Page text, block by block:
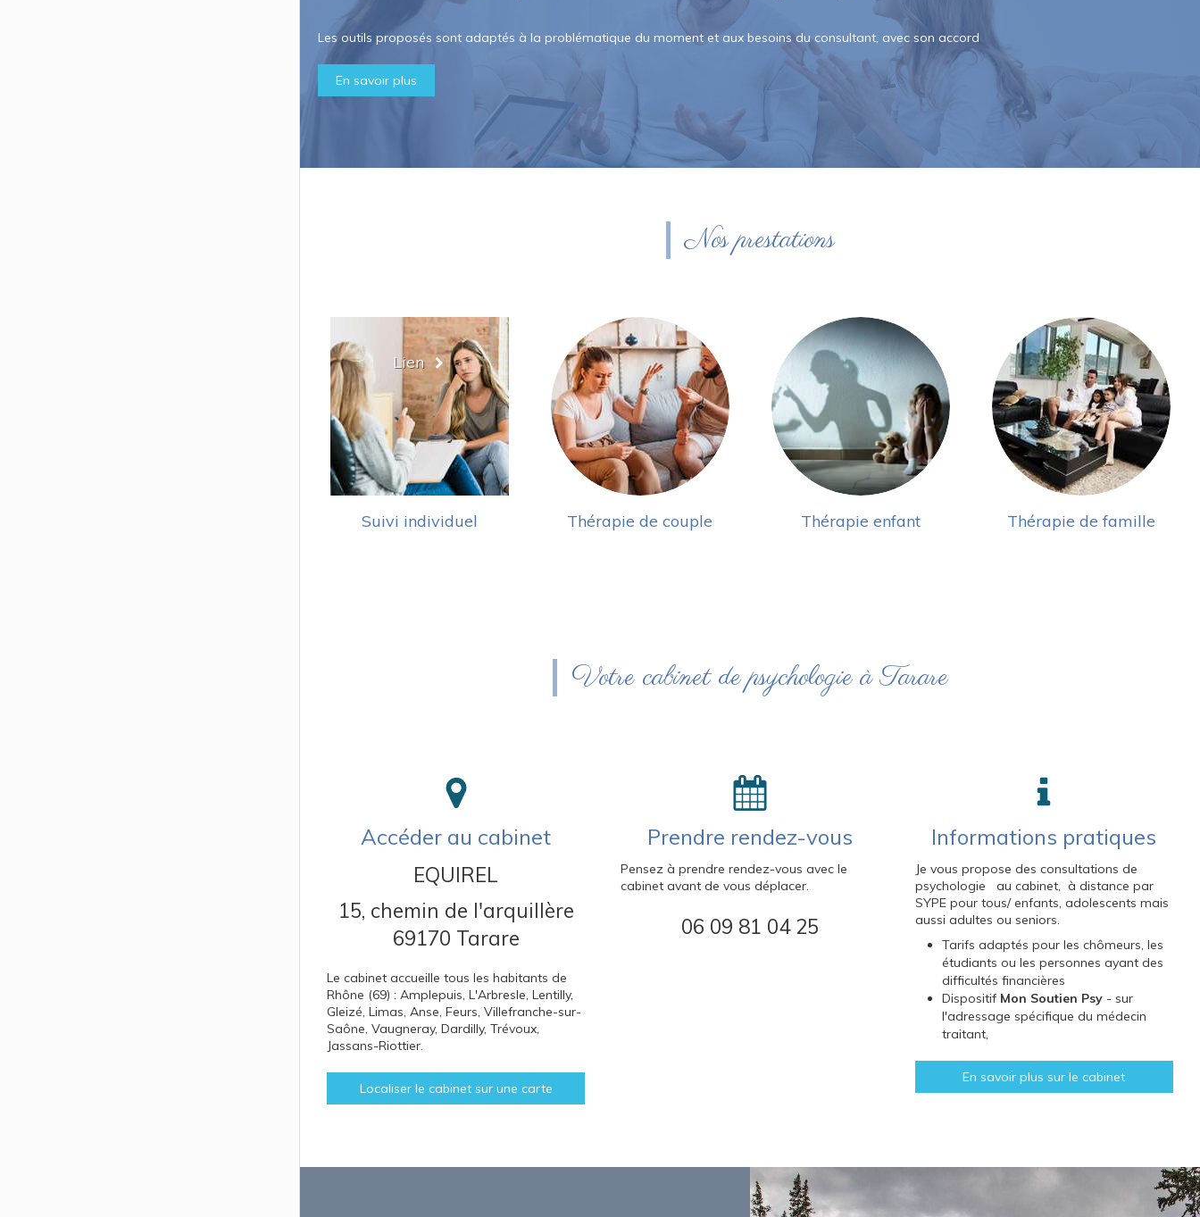
Les outils proposés sont adaptés à la problématique du moment et aux besoins du consultant, avec son accord
En savoir plus
Nos prestations
Lien
Suivi individuel Thérapie de couple Thérapie enfant Thérapie de famille
Votre cabinet de psychologie à Tarare
Accéder au cabinet
EQUIREL
15, chemin de l'arquillère
69170 Tarare
Le cabinet accueille tous les habitants de
Rhône (69) : Amplepuis, L'Arbresle, Lentilly,
Gleizé, Limas, Anse, Feurs, Villefranche-sur-
Saône, Vaugneray, Dardilly, Trévoux,
Jassans-Riottier.
Localiser le cabinet sur une carte
Prendre rendez-vous
Pensez à prendre rendez-vous avec le
cabinet avant de vous déplacer.
06 09 81 04 25
Informations pratiques
Je vous propose des consultations de
psychologie au cabinet, à distance par
SYPE pour tous/ enfants, adolescents mais
aussi adultes ou seniors.
Tarifs adaptés pour les chômeurs, les
étudiants ou les personnes ayant des
difficultés financières
Dispositif Mon Soutien Psy- sur
l'adressage spécifique du médecin
traitant,
En savoir plus sur le cabinet